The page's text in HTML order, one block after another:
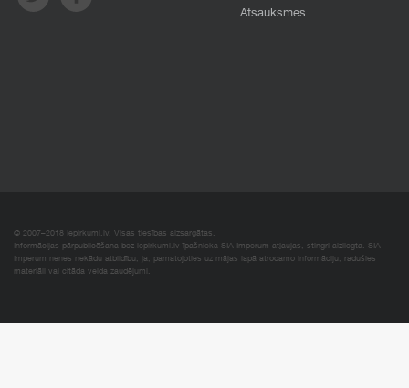
Atsauksmes
© 2007–2018 Iepirkumi.lv. Visas tiesības aizsargātas.
Informācijas pārpublicēšana bez iepirkumi.lv īpašnieka SIA Imperum atļaujas, stingri aizliegta. SIA
Imperum nenes nekādu atbildību, ja, pamatojoties uz mājas lapā atrodamo informāciju, radušies
materiāli vai citāda veida zaudējumi.